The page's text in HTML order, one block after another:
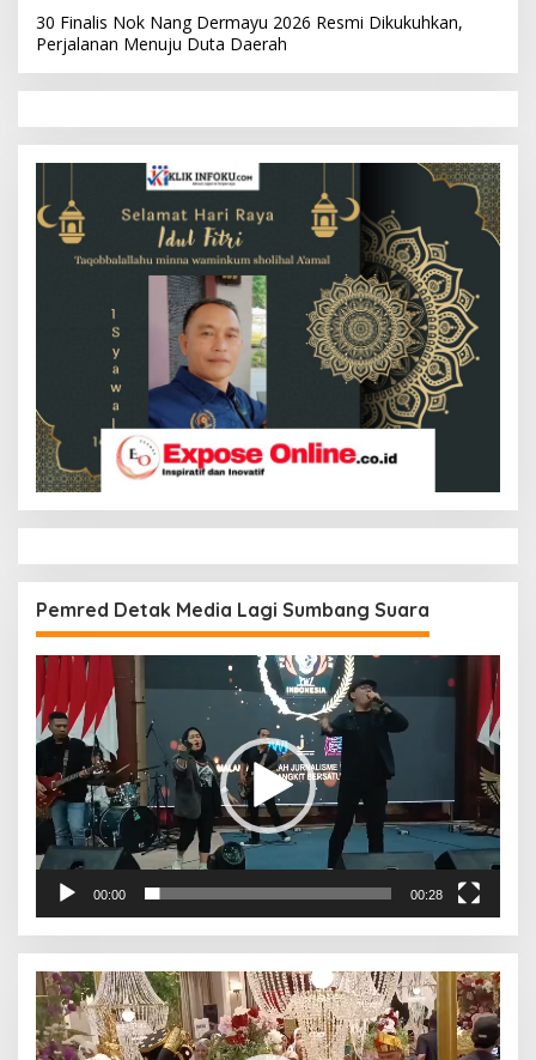
30 Finalis Nok Nang Dermayu 2026 Resmi Dikukuhkan,
Perjalanan Menuju Duta Daerah
Pemred Detak Media Lagi Sumbang Suara
Pemutar
Video
00:00 00:28
Pemutar
Video